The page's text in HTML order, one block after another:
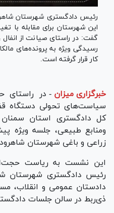
رئیس دادگستری شهرستان
این شهرستان برای مقابله با
گفت: در راستای صیانت از
رسیدگی ویژه به پرونده‌های
کار قرار گرفته است.
خبرگزاری میزان - در راستای
سیاست‌های تحولی دستگاه
کل دادگستری استان
ومنابع طبیعی، جلسه ویژه
زراعی و باغی شهرستان شاهرود
این نشست به ریاست
رئیس دادگستری شهرستان
دادستان عمومی و انقلاب،
ذی‌ربط در سالن جلسات